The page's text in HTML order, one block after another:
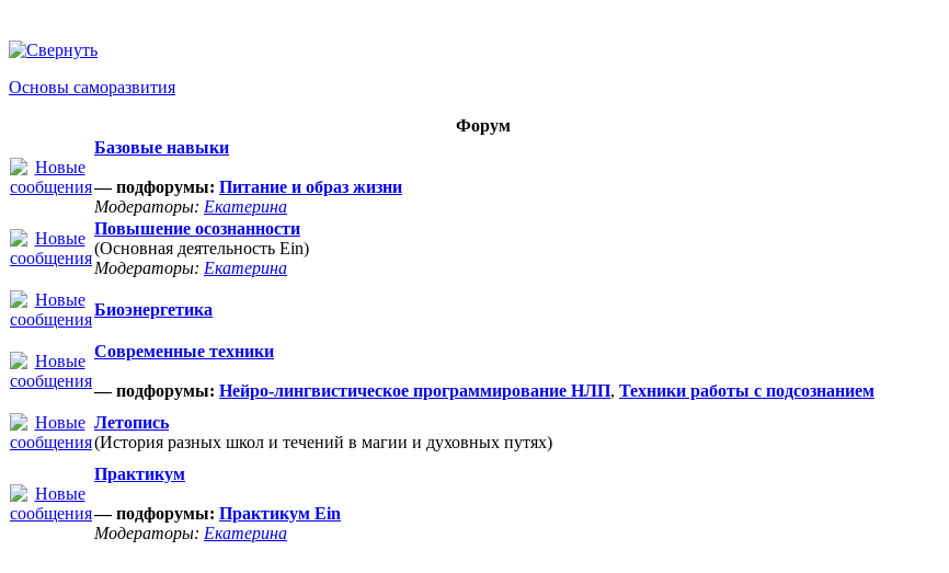
Основы саморазвития
Форум
Базовые навыки
— подфорумы: Питание и образ жизни
Модераторы: Екатерина
Повышение осознанности
(Основная деятельность Ein)
Модераторы: Екатерина
Биоэнергетика
Современные техники
— подфорумы: Нейро-лингвистическое программирование НЛП, Техники работы с подсознанием
Летопись
(История разных школ и течений в магии и духовных путях)
Практикум
— подфорумы: Практикум Ein
Модераторы: Екатерина